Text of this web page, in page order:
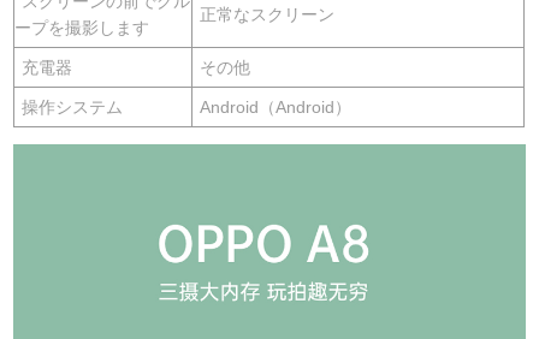
ープを撮影します
正常なスクリーン
充電器 その他
操作システム Android（Android）